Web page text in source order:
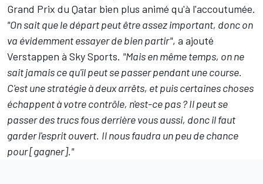
Grand Prix du Qatar bien plus animé qu'à l'accoutumée.
"On sait que le départ peut être assez important, donc on
va évidemment essayer de bien partir", a ajouté
Verstappen à Sky Sports. "Mais en même temps, on ne
sait jamais ce qu'il peut se passer pendant une course.
C'est une stratégie à deux arrêts, et puis certaines choses
échappent à votre contrôle, n'est-ce pas ? Il peut se
passer des trucs fous derrière vous aussi, donc il faut
garder l'esprit ouvert. Il nous faudra un peu de chance
pour [gagner]."